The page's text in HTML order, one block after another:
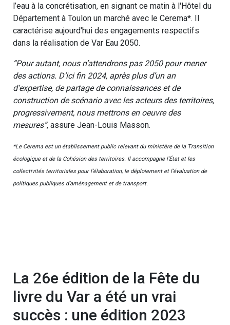
l’eau à la concrétisation, en signant ce matin à l'Hôtel du
Département à Toulon un marché avec le Cerema*. Il
caractérise aujourd'hui des engagements respectifs
dans la réalisation de Var Eau 2050.
“Pour autant, nous n’attendrons pas 2050 pour mener
des actions. D’ici fin 2024, après plus d’un an
d’expertise, de partage de connaissances et de
construction de scénario avec les acteurs des territoires,
progressivement, nous mettrons en oeuvre des
mesures”, assure Jean-Louis Masson.
*Le Cerema est un établissement public relevant du ministère de la Transition
écologique et de la Cohésion des territoires. Il accompagne l’État et les
collectivités territoriales pour l’élaboration, le déploiement et l’évaluation de
politiques publiques d’aménagement et de transport.
La 26e édition de la Fête du
livre du Var a été un vrai
succès : une édition 2023